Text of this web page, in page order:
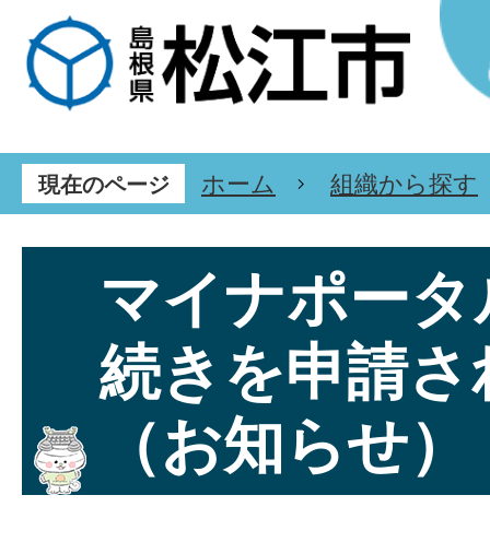
現在のページ ホーム 組織から探す
マイナポー
続きを申請
（お知らせ）